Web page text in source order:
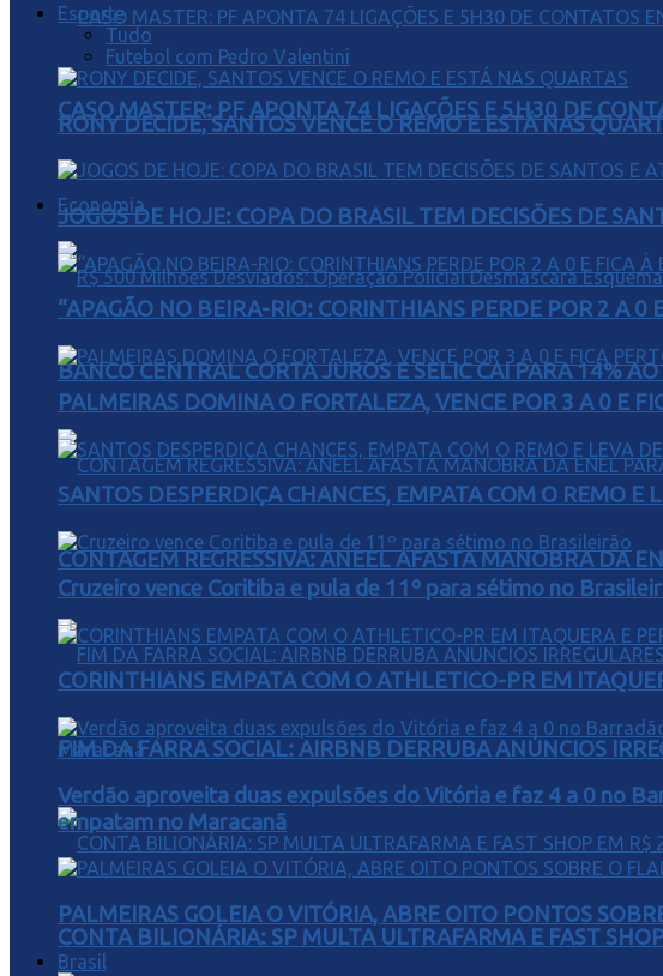
CASO MASTER: PF APONTA 74 LIGAÇÕES E 5H30 DE
Economia
BANCO CENTRAL CORTA JUROS E SELIC CAI PARA 14%
CONTAGEM REGRESSIVA: ANEEL AFASTA MANOBRA DA
FIM DA FARRA SOCIAL: AIRBNB DERRUBA ANÚNCIOS
CONTA BILIONÁRIA: SP MULTA ULTRAFARMA E FAST
Esporte
Tudo
Futebol com Pedro Valentini
RONY DECIDE, SANTOS VENCE O REMO E ESTÁ NAS
JOGOS DE HOJE: COPA DO BRASIL TEM DECISÕES DE
“APAGÃO NO BEIRA-RIO: CORINTHIANS PERDE POR 2 A 0
PALMEIRAS DOMINA O FORTALEZA, VENCE POR 3 A 0 E
SANTOS DESPERDIÇA CHANCES, EMPATA COM O REMO
Cruzeiro vence Coritiba e pula de 11º para sétimo no
CORINTHIANS EMPATA COM O ATHLETICO-PR EM
Verdão aproveita duas expulsões do Vitória e faz 4 a 0 no
empatam no Maracanã
PALMEIRAS GOLEIA O VITÓRIA, ABRE OITO PONTOS
Brasil